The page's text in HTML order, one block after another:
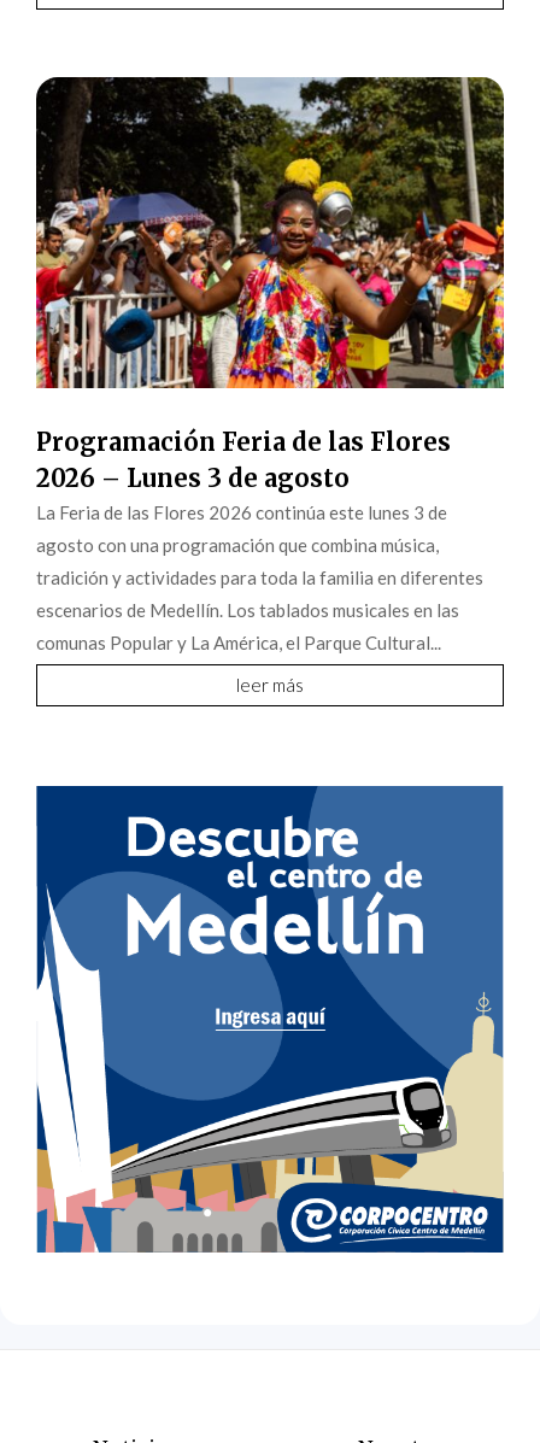
Programación Feria de las Flores
2026 – Lunes 3 de agosto
La Feria de las Flores 2026 continúa este lunes 3 de
agosto con una programación que combina música,
tradición y actividades para toda la familia en diferentes
escenarios de Medellín. Los tablados musicales en las
comunas Popular y La América, el Parque Cultural...
leer más